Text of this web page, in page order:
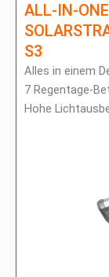
ALL-IN-
3
Alles in einem
7 Regentage-
Hohe